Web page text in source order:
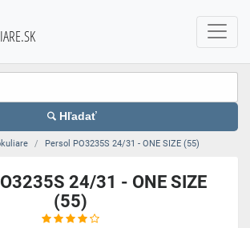
Hľadať
Persol PO3235S 24/31 - ONE SIZE (55)
24/31 - ONE SIZE
(55)